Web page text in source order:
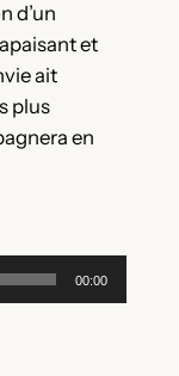
d’un
et
ait
plus
en
00:00